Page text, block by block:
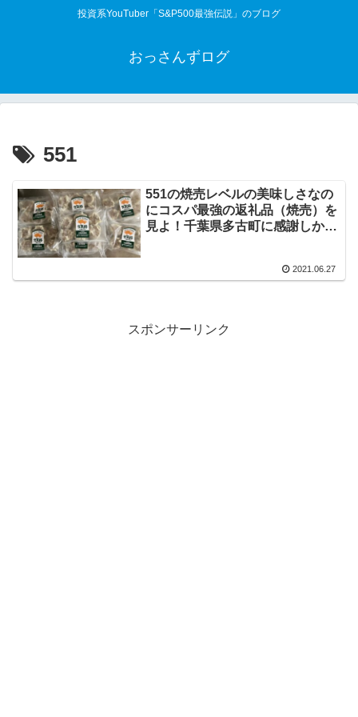
投資系YouTuber「S&P500最強伝説」のブログ
おっさんずログ
551
551の焼売レベルの美味しさなの
にコスパ最強の返礼品（焼売）を
見よ！千葉県多古町に感謝しかな
2021.06.27
スポンサーリンク